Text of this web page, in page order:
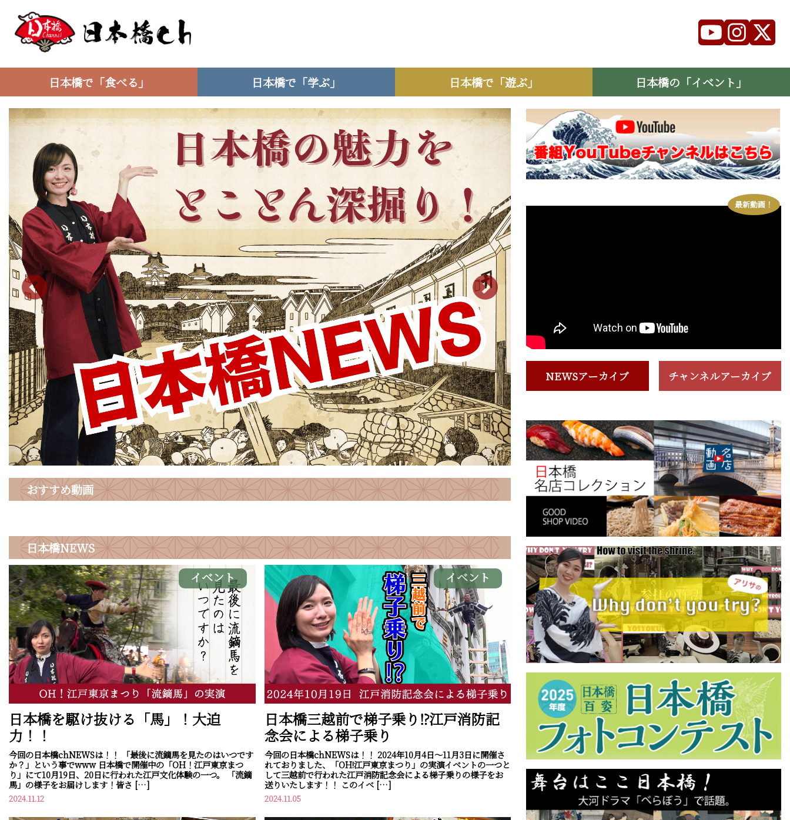
日本橋で「食べる」 日本橋で「学ぶ」 日本橋で「遊ぶ」 日本橋の「イベント」
おすすめ動画
日本橋NEWS
イベント
日本橋を駆け抜ける「馬」！大迫
力！！
今回の日本橋chNEWSは！！ 「最後に流鏑馬を見たのはいつです
か？」という事でwww 日本橋で開催中の「OH！江戸東京まつ
り」にて10月19日、20日に行われた江戸文化体験の一つ。 「流鏑
馬」の様子をお届けします！皆さ […]
2024.11.12
イベント
日本橋三越前で梯子乗り⁉江戸消防記
念会による梯子乗り
今回の日本橋chNEWSは！！ 2024年10月4日～11月3日に開催さ
れておりました、「OH!江戸東京まつり」の実演イベントの一つと
して三越前で行われた江戸消防記念会による梯子乗りの様子をお
送りいたします！！ このイベ […]
2024.11.05
最新動画！
NEWSアーカイブ チャンネルアーカイブ